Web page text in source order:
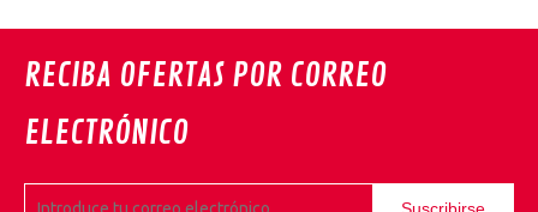
T.C.T. Broca de placa dura
multipropósito, vástago
T.C.T. Broca de perforación
universal/de porcelana de
RECIBA OFERTAS POR CORREO
ELECTRÓNICO